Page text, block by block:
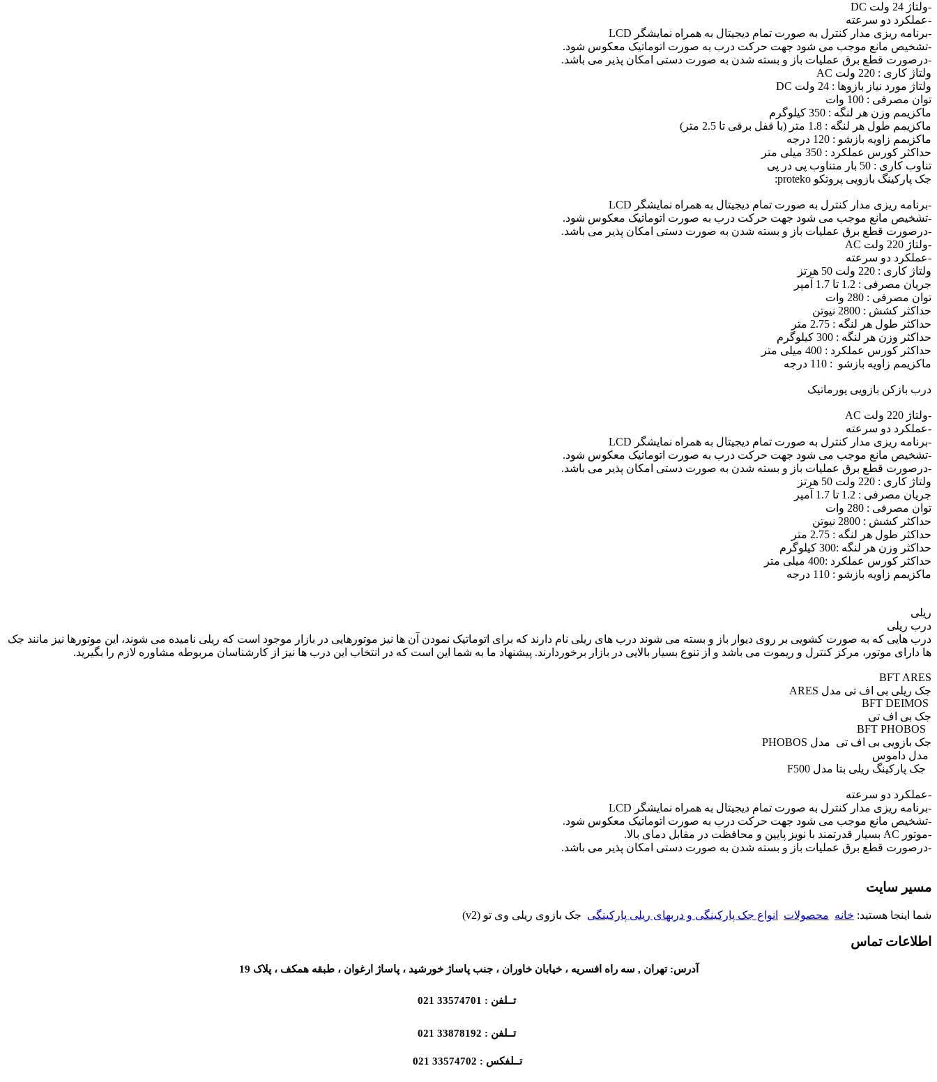
-ولتاژ 24 ولت DC
-عملکرد دو سرعته
-برنامه ریزی مدار کنترل به صورت تمام دیجیتال به همراه نمایشگر LCD
-تشخیص مانع موجب می شود جهت حرکت درب به صورت اتوماتیک معکوس شود.
-درصورت قطع برق عملیات باز و بسته شدن به صورت دستی امکان پذیر می باشد.
ولتاژ کاری : 220 ولت AC
ولتاژ مورد نیاز بازوها : 24 ولت DC
توان مصرفی : 100 وات
ماکزیمم وزن هر لنگه : 350 کیلوگرم
ماکزیمم طول هر لنگه : 1.8 متر (با قفل برقی تا 2.5 متر)
ماکزیمم زاویه بازشو : 120 درجه
حداکثر کورس عملکرد : 350 میلی متر
تناوب کاری : 50 بار متناوب پی در پی
جک پارکینگ بازویی پروتکو proteko:
-برنامه ریزی مدار کنترل به صورت تمام دیجیتال به همراه نمایشگر LCD
-تشخیص مانع موجب می شود جهت حرکت درب به صورت اتوماتیک معکوس شود.
-درصورت قطع برق عملیات باز و بسته شدن به صورت دستی امکان پذیر می باشد.
-ولتاژ 220 ولت AC
-عملکرد دو سرعته
ولتاژ کاری : 220 ولت 50 هرتز
جریان مصرفی : 1.2 تا 1.7 آمپر
توان مصرفی : 280 وات
حداکثر کشش : 2800 نیوتن
حداکثر طول هر لنگه : 2.75 متر
حداکثر وزن هر لنگه : 300 کیلوگرم
حداکثر کورس عملکرد : 400 میلی متر
ماکزیمم زاویه بازشو : 110 درجه
درب بازکن بازویی یورماتیک
-ولتاژ 220 ولت AC
-عملکرد دو سرعته
-برنامه ریزی مدار کنترل به صورت تمام دیجیتال به همراه نمایشگر LCD
-تشخیص مانع موجب می شود جهت حرکت درب به صورت اتوماتیک معکوس شود.
-درصورت قطع برق عملیات باز و بسته شدن به صورت دستی امکان پذیر می باشد.
ولتاژ کاری : 220 ولت 50 هرتز
جریان مصرفی : 1.2 تا 1.7 آمپر
توان مصرفی : 280 وات
حداکثر کشش : 2800 نیوتن
حداکثر طول هر لنگه : 2.75 متر
حداکثر وزن هر لنگه :300 کیلوگرم
حداکثر کورس عملکرد :400 میلی متر
ماکزیمم زاویه بازشو : 110 درجه
ریلی
درب ریلی
درب هایی که به صورت کشویی بر روی دیوار باز و بسته می شوند درب های ریلی نام دارند که برای اتوماتیک نمودن آن ها نیز موتورهایی در بازار موجود است که ریلی نامیده می شوند، این موتورها نیز مانند جک
ها دارای موتور، مرکز کنترل و ریموت می باشد و از تنوع بسیار بالایی در بازار برخوردارند. پیشنهاد ما به شما این است که در انتخاب این درب ها نیز از کارشناسان مربوطه مشاوره لازم را بگیرید.
BFT ARES
جک ریلی بی اف تی مدل ARES
جک بی اف تی
جک بازویی بی اف تی مدل PHOBOS
مدل داموس
جک پارکینگ ریلی بتا مدل F500
-عملکرد دو سرعته
-برنامه ریزی مدار کنترل به صورت تمام دیجیتال به همراه نمایشگر LCD
-تشخیص مانع موجب می شود جهت حرکت درب به صورت اتوماتیک معکوس شود.
-موتور AC بسیار قدرتمند با نویز پایین و محافظت در مقابل دمای بالا.
-درصورت قطع برق عملیات باز و بسته شدن به صورت دستی امکان پذیر می باشد.
مسیر سایت
شما اینجا هستید: خانه محصولات انواع جک پارکینگی و دربهای ریلی پارکینگی جک بازوی ریلی وی تو (v2)
اطلاعات تماس
آدرس: تهران , سه راه افسریه ، خیابان خاوران ، جنب پاساژ خورشید ، پاساژ ارغوان ، طبقه همکف ، پلاک 19
تــلفن : 33574701 021
تــلفن : 33878192 021
تــلفکس : 33574702 021